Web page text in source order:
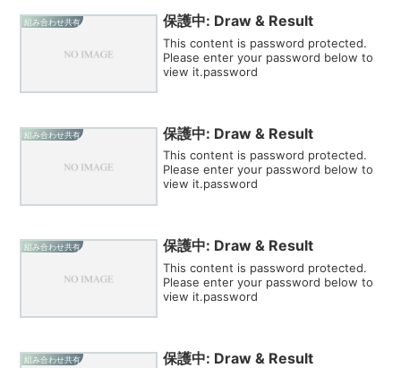
組み合わせ共有 保護中: Draw & Result
This content is password protected.
Please enter your password below to
view it.password
組み合わせ共有 保護中: Draw & Result
This content is password protected.
Please enter your password below to
view it.password
組み合わせ共有 保護中: Draw & Result
This content is password protected.
Please enter your password below to
view it.password
組み合わせ共有 保護中: Draw & Result